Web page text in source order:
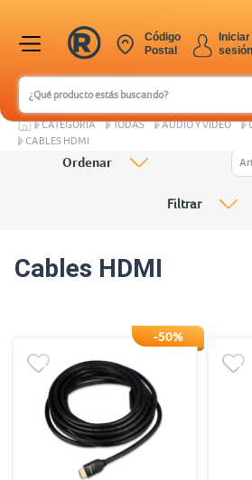
Iniciar
sesión
Código
Postal
CATEGORÍA TODAS AUDIO Y VIDEO
CABLES HDMI
Cables HDMI
Ordenar
Filtrar
-50%